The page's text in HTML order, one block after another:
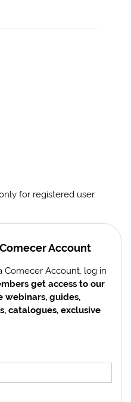
for registered user.
Account
Comecer Account, log in
get access to our
webinars, guides,
catalogues, exclusive